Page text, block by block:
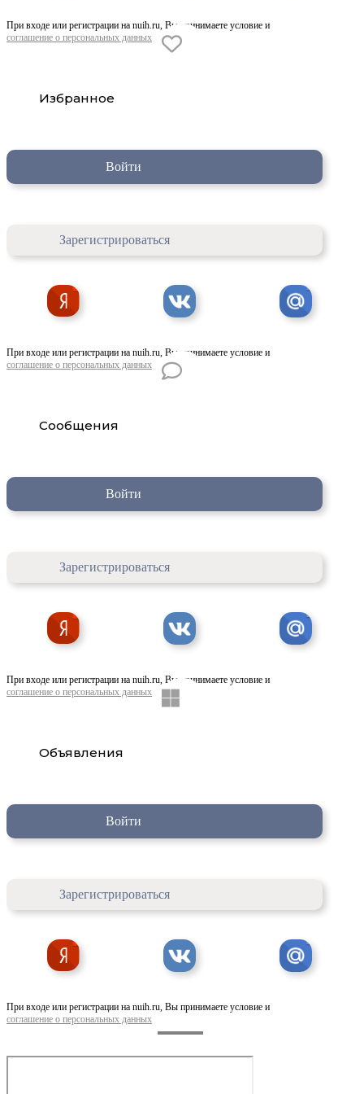
При входе или регистрации на nuih.ru, Вы принимаете условие и
соглашение о персональных данных
Избранное
Войти
Зарегистрироваться
При входе или регистрации на nuih.ru, Вы принимаете условие и
соглашение о персональных данных
Сообщения
Войти
Зарегистрироваться
При входе или регистрации на nuih.ru, Вы принимаете условие и
соглашение о персональных данных
Объявления
Войти
Зарегистрироваться
При входе или регистрации на nuih.ru, Вы принимаете условие и
соглашение о персональных данных